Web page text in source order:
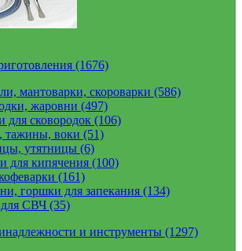
(1676)
мантоварки, скороварки (586)
жаровни (497)
сковородок (106)
тажины, воки (51)
утятницы (6)
для кипячения (100)
(161)
горшки для запекания (134)
СВЧ (35)
и инструменты (1297)